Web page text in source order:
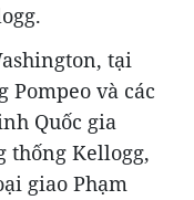
tại
Pompeo và các
Quốc gia
thống Kellogg,
giao Phạm